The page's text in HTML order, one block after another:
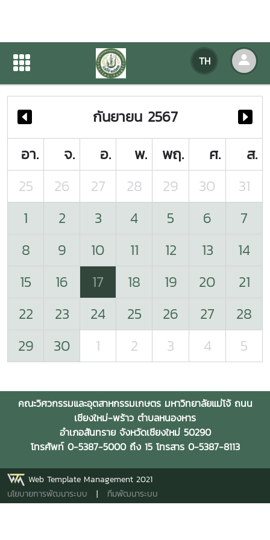
TH
ปฏิทินกิจกรรมของหน่วยงาน
ปฏิทินกิจกรรมของหน่วยงาน
กันยายน 2567
อา.
จ. อ. พ. พฤ. ศ.
ส.
25
26 27 28 29 30
31
1
2 3 4 5 6
7
8
9 10 11 12 13
14
15
16 17 18 19 20
21
22
23 24 25 26 27
28
29
30 1 2 3 4 5
คณะวิศวกรรมและอุตสาหกรรมเกษตร มหาวิทยาลัยแม่โจ้ ถนน
เชียงใหม่-พร้าว ตำบลหนองหาร
อำเภอสันทราย จังหวัดเชียงใหม่ 50290
โทรศัพท์ 0-5387-5000 ถึง 15 โทรสาร 0-5387-8113
Web Template Management 2021
นโยบายการพัฒนาระบบ | ทีมพัฒนาระบบ